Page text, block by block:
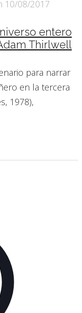
10/08/2017
entero
Thirlwell
para narrar
en la tercera
1978),